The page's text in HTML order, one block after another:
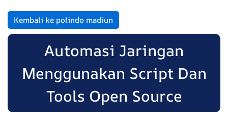
Kembali ke polindo madiun
Automasi Jaringan
Menggunakan Script Dan
Tools Open Source